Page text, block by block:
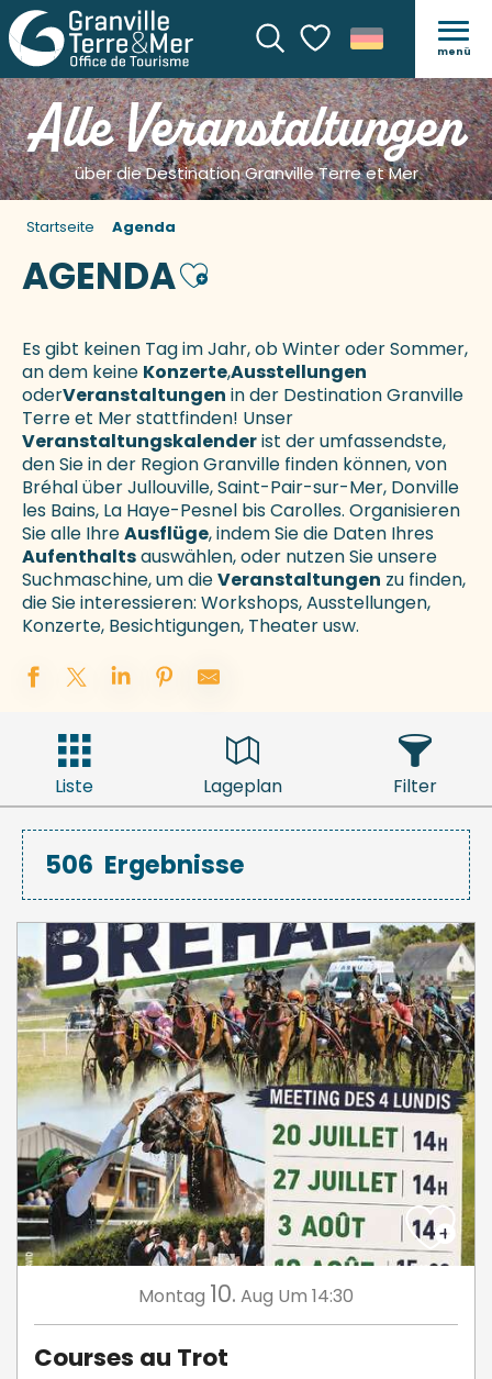
SucheVoir les favoris
menü
Alle Veranstaltungen
über die Destination Granville Terre et Mer
Startseite Agenda
AGENDAAjouter aux favoris
Es gibt keinen Tag im Jahr, ob Winter oder Sommer,
an dem keine Konzerte,Ausstellungen
oderVeranstaltungen in der Destination Granville
Terre et Mer stattfinden! Unser
Veranstaltungskalenderist der umfassendste,
den Sie in der Region Granville finden können, von
Bréhal über Jullouville, Saint-Pair-sur-Mer, Donville
les Bains, La Haye-Pesnel bis Carolles. Organisieren
Sie alle IhreAusflüge, indem Sie die Daten Ihres
Aufenthaltsauswählen, oder nutzen Sie unsere
Suchmaschine, um dieVeranstaltungen zu finden,
die Sie interessieren: Workshops, Ausstellungen,
Konzerte, Besichtigungen, Theater usw.
Liste Lageplan Filter
506 Ergebnisse
Montag 10. Aug Um 14:30
Courses au Trot